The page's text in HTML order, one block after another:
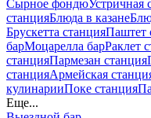
Сырное фондюУстричная
станцияБлюда в казане
Брускетта станцияПаштет
барМоцарелла барРаклет
станцияПармезан станция
станцияАрмейская
кулинарииПоке станция
Еще...